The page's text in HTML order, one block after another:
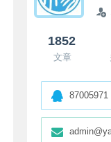
1852
文章
87005971